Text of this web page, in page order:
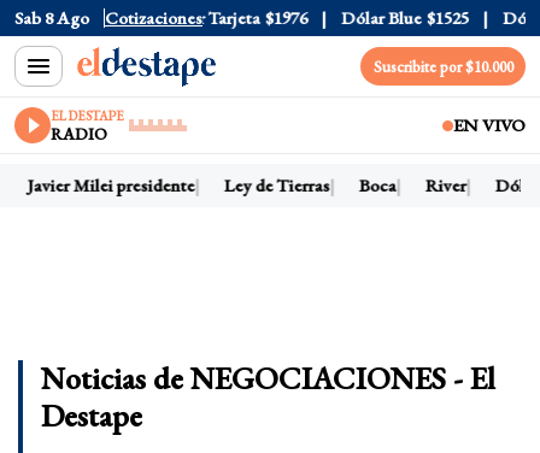
Sab 8 Ago Cotizaciones
$1520 Dólar Tarjeta $1976 Dólar Blue $1525 Dólar
Suscribite por $10.000
EL DESTAPE
RADIO EN VIVO
Javier Milei presidente Ley de Tierras Boca River Dólar
Noticias de NEGOCIACIONES - El
Destape